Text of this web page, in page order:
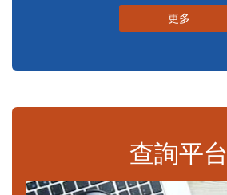
更多
查詢平台